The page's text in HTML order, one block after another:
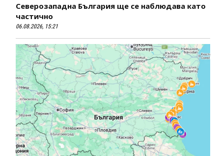
Северозападна България ще се наблюдава като
частично
06.08.2026, 15:21